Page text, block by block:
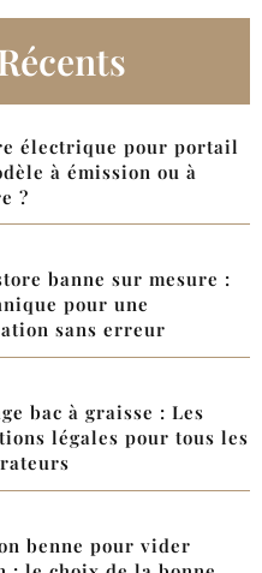
électrique pour portail
à émission ou à
?
banne sur mesure :
pour une
sans erreur
bac à graisse : Les
légales pour tous les
benne pour vider